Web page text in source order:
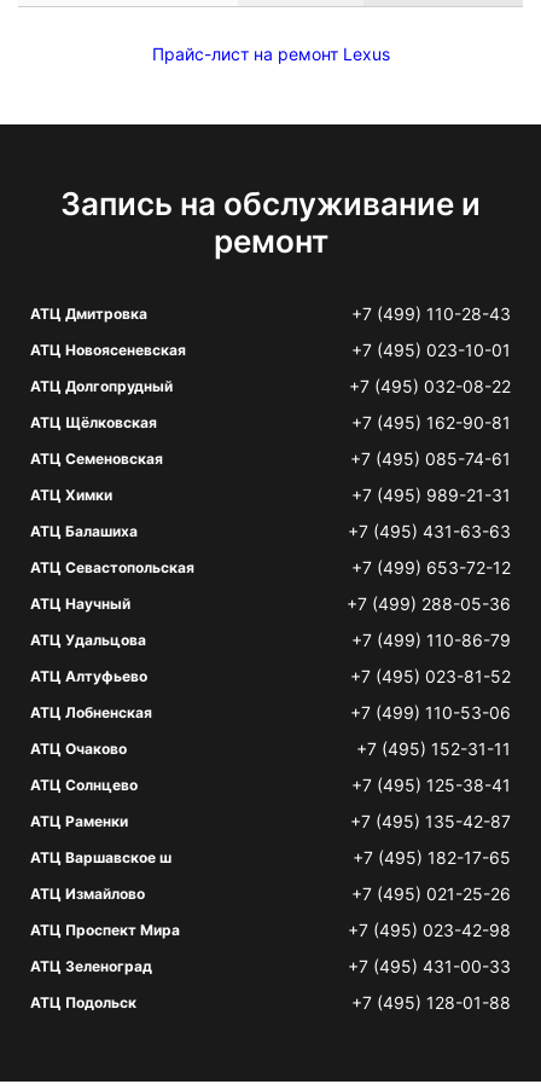
Прайс-лист на ремонт Lexus
Запись на обслуживание и
ремонт
АТЦ Дмитровка +7 (499) 110-28-43
АТЦ Новоясеневская +7 (495) 023-10-01
АТЦ Долгопрудный +7 (495) 032-08-22
АТЦ Щёлковская +7 (495) 162-90-81
АТЦ Семеновская +7 (495) 085-74-61
АТЦ Химки +7 (495) 989-21-31
АТЦ Балашиха +7 (495) 431-63-63
АТЦ Севастопольская +7 (499) 653-72-12
АТЦ Научный +7 (499) 288-05-36
АТЦ Удальцова +7 (499) 110-86-79
АТЦ Алтуфьево +7 (495) 023-81-52
АТЦ Лобненская +7 (499) 110-53-06
АТЦ Очаково +7 (495) 152-31-11
АТЦ Солнцево +7 (495) 125-38-41
АТЦ Раменки +7 (495) 135-42-87
АТЦ Варшавское ш +7 (495) 182-17-65
АТЦ Измайлово +7 (495) 021-25-26
АТЦ Проспект Мира +7 (495) 023-42-98
АТЦ Зеленоград +7 (495) 431-00-33
АТЦ Подольск +7 (495) 128-01-88